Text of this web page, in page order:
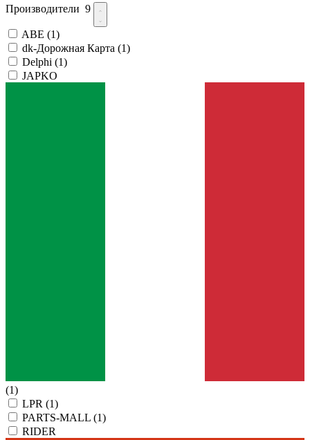
Производители 9
ABE (1)
dk-Дорожная Карта (1)
Delphi (1)
JAPKO
(1)
LPR (1)
PARTS-MALL (1)
RIDER